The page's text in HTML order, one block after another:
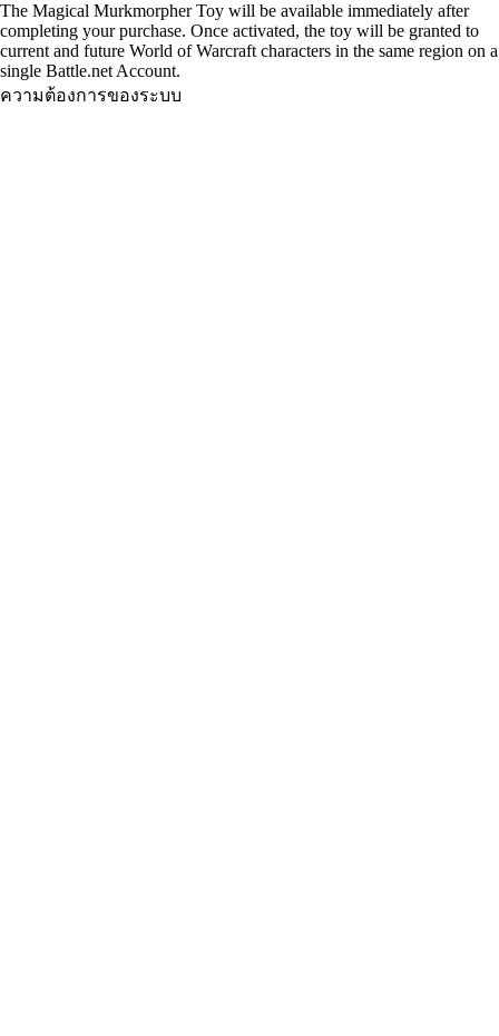
The Magical Murkmorpher Toy will be available immediately after
completing your purchase. Once activated, the toy will be granted to
current and future World of Warcraft characters in the same region on a
single Battle.net Account.
ความต้องการของระบบ